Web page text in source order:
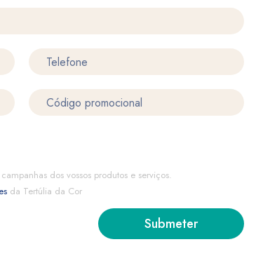
dos vossos produtos e serviços.
da Tertúlia da Cor